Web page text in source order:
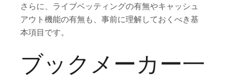
さらに、ライブベッティングの有無やキャッシュ
アウト機能の有無も、事前に理解しておくべき基
本項目です。
ブックメーカー一